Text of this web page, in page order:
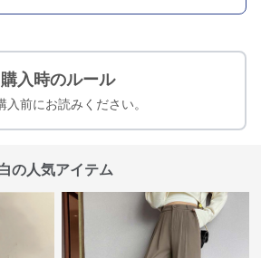
購入時のルール
入前にお読みください。
の人気アイテム